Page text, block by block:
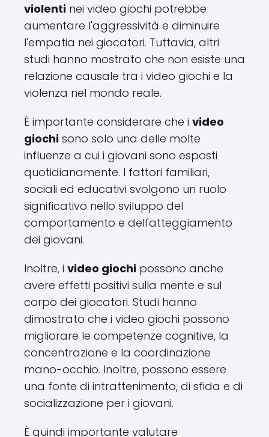
violenti nei video giochi potrebbe
aumentare l'aggressività e diminuire
l'empatia nei giocatori. Tuttavia, altri
studi hanno mostrato che non esiste una
relazione causale tra i video giochi e la
violenza nel mondo reale.
È importante considerare che i video
giochi sono solo una delle molte
influenze a cui i giovani sono esposti
quotidianamente. I fattori familiari,
sociali ed educativi svolgono un ruolo
significativo nello sviluppo del
comportamento e dell'atteggiamento
dei giovani.
Inoltre, i video giochi possono anche
avere effetti positivi sulla mente e sul
corpo dei giocatori. Studi hanno
dimostrato che i video giochi possono
migliorare le competenze cognitive, la
concentrazione e la coordinazione
mano-occhio. Inoltre, possono essere
una fonte di intrattenimento, di sfida e di
socializzazione per i giovani.
È quindi importante valutare